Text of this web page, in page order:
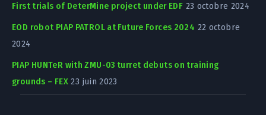
First trials of DeterMine project under EDF 23 octobre 2024
EOD robot PIAP PATROL at Future Forces 2024 22 octobre
2024
PIAP HUNTeR with ZMU-03 turret debuts on training
grounds – FEX 23 juin 2023